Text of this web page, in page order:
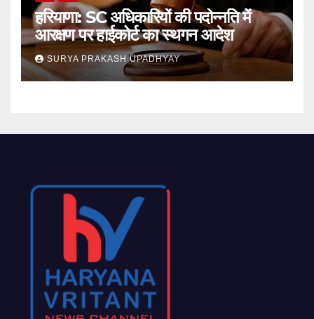
हरियाणा: SC अधिकारियों की पदोन्नति में
आरक्षण पर हाईकोर्ट का स्थगन आदेश
SURYA PRAKASH UPADHYAY